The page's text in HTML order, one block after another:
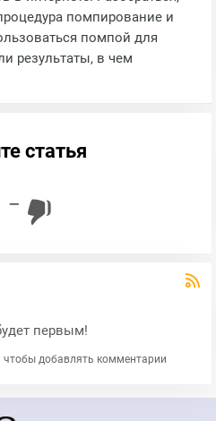
помпирование и
помпой для
результаты, в чем
статья
—
первым!
чтобы добавлять комментарии